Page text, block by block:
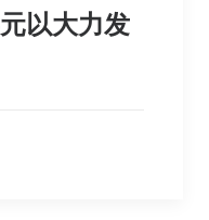
以大力发